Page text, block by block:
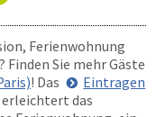
Ferienwohnung
Finden Sie mehr Gäste
! Das
Eintragen
das